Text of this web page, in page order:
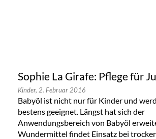
Sophie La Girafe: Pflege für
Kinder, 2. Februar 2016
Babyöl ist nicht nur für Kinder und
bestens geeignet. Längst hat sich der
Anwendungsbereich von Babyöl
Wundermittel findet Einsatz bei